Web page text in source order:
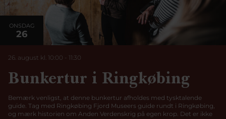
ONSDAG
26
26. august kl. 10:00 - 11:30
Bunkertur i Ringkøbing
Bemærk venligst, at denne bunkertur afholdes med tysktalende
guide. Tag med Ringkøbing Fjord Museers guide rundt i Ringkøbing,
og mærk historien om Anden Verdenskrig på egen krop. Det er ikke